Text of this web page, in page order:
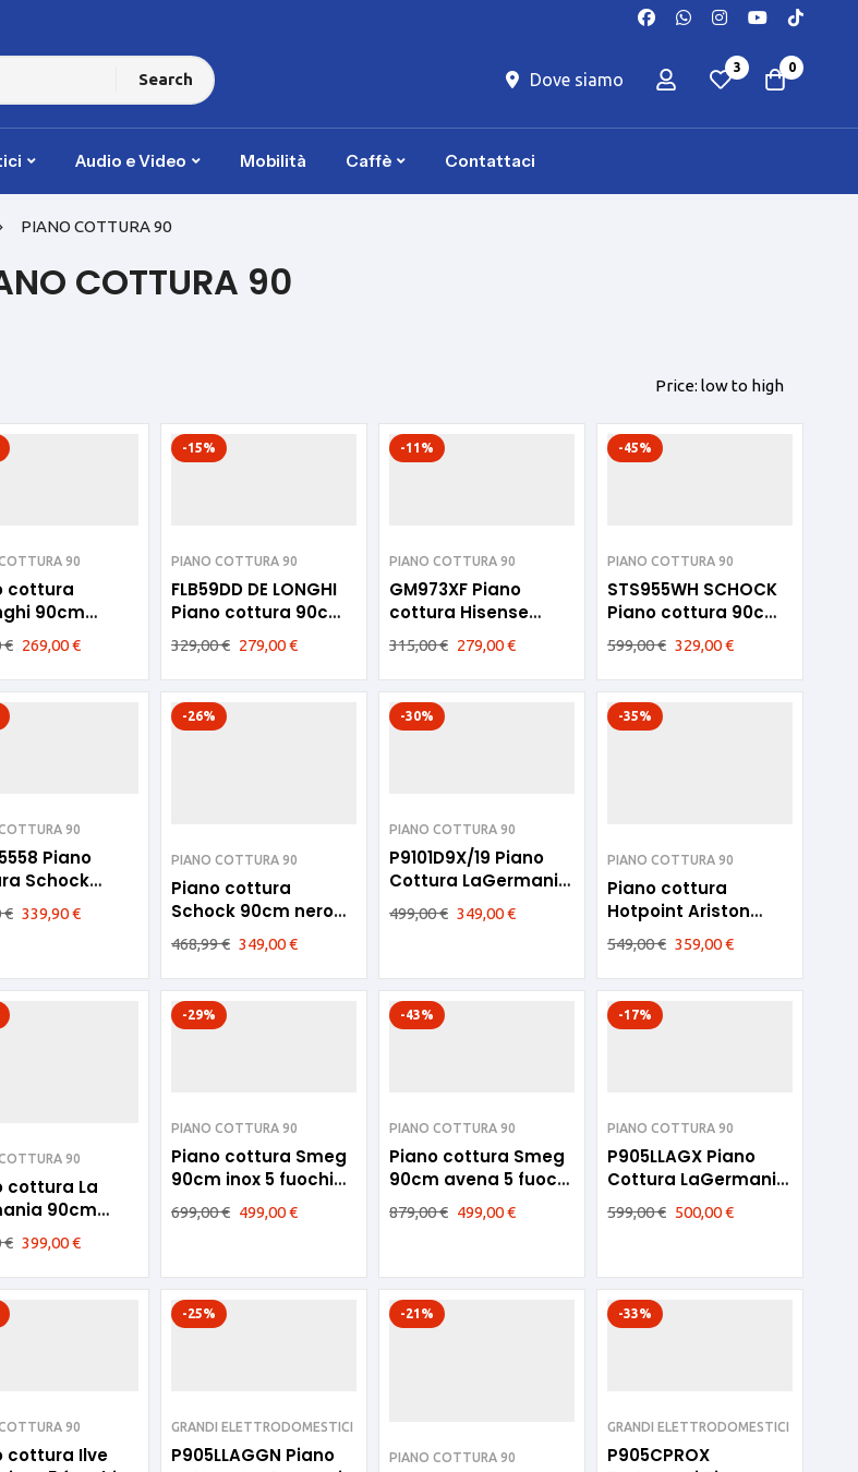
Search Dove siamo
3 0
Audio e Video Mobilità Caffè Contattaci
PIANO COTTURA 90
COTTURA 90
Price: low to high
90
cottura
90cm
5 fuochi
€ 269,00€
-15%
PIANO COTTURA 90
FLB59DD DE LONGHI
Piano cottura 90cm
bianco 5 fuochi
329,00€ 279,00€
-11%
PIANO COTTURA 90
GM973XF Piano
cottura Hisense
90cm inox
315,00€ 279,00€
-45%
PIANO COTTURA 90
STS955WH SCHOCK
Piano cottura 90cm
Bianco
599,00€ 329,00€
90
Piano
Schock
avena 5 fuochi
€ 339,90€
-26%
PIANO COTTURA 90
Piano cottura
Schock 90cm nero
opaco 5 fuochi
STS955BK
468,99€ 349,00€
-30%
PIANO COTTURA 90
P9101D9X/19 Piano
Cottura LaGermania
90cm Inox
499,00€ 349,00€
-35%
PIANO COTTURA 90
Piano cottura
Hotpoint Ariston
90cm inox 6fuochi
PHN 962 TS/IX/HA
549,00€ 359,00€
90
cottura La
90cm
inox 5 fuochi
€ 399,00€
-29%
PIANO COTTURA 90
Piano cottura Smeg
90cm inox 5 fuochi
ghisa SRV596GH5
699,00€ 499,00€
-43%
PIANO COTTURA 90
Piano cottura Smeg
90cm avena 5 fuochi
ghisa
SRV896AVOGH2
879,00€ 499,00€
-17%
PIANO COTTURA 90
P905LLAGX Piano
Cottura LaGermania
90cm Inox
599,00€ 500,00€
90
cottura Ilve
-25%
GRANDI ELETTRODOMESTICI
P905LLAGGN Piano
-21%
PIANO COTTURA 90
-33%
GRANDI ELETTRODOMESTICI
P905CPROX